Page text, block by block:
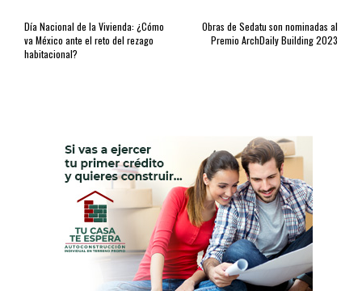
Día Nacional de la Vivienda: ¿Cómo
va México ante el reto del rezago
habitacional?
Obras de Sedatu son nominadas al
Premio ArchDaily Building 2023